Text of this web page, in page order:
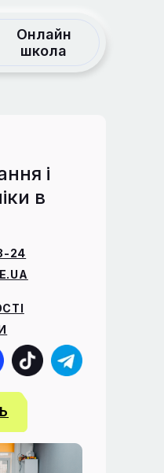
Онлайн
школа
і
в
24